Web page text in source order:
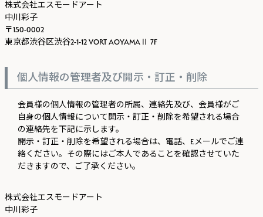
株式会社エスモードアート
中川彩子
150-0002
東京都渋谷区渋谷2-1-12 VORT AOYAMAⅡ 7F
個人情報の管理者及び開示・訂正・削除
会員様の個人情報の管理者の所属、連絡先及び、会員様がご
自身の個人情報について開示・訂正・削除を希望される場合
の連絡先を下記に示します。
開示・訂正・削除を希望される場合は、電話、Eメールでご連
絡ください。その際にはご本人であることを確認させていた
だきますので、ご了承ください。
株式会社エスモードアート
中川彩子